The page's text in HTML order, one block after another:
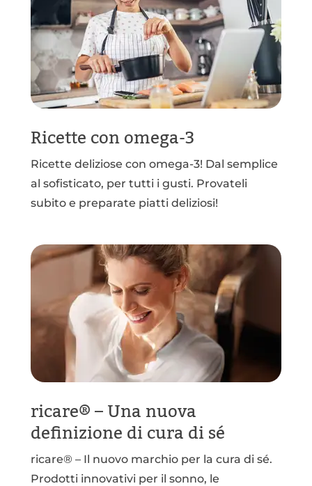
Ricette con omega-3
Ricette deliziose con omega-3! Dal semplice
al sofisticato, per tutti i gusti. Provateli
subito e preparate piatti deliziosi!
ricare® – Una nuova
definizione di cura di sé
ricare® – Il nuovo marchio per la cura di sé.
Prodotti innovativi per il sonno, le